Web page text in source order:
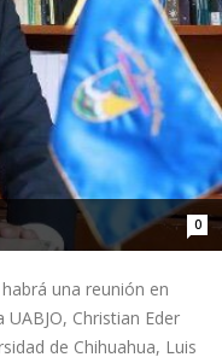
0
una reunión en
Christian Eder
de Chihuahua, Luis